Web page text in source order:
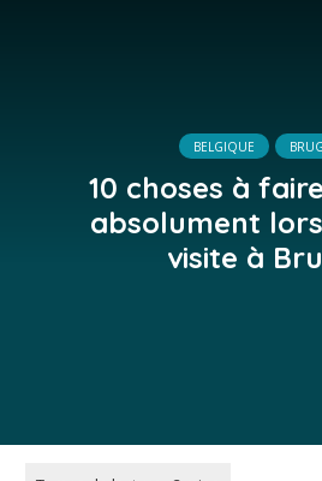
BELGIQUE
10 choses à
absolument
visite à